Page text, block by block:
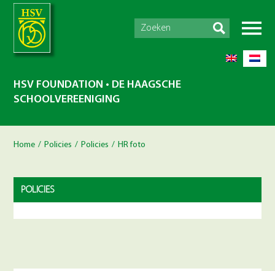
HSV FOUNDATION • DE HAAGSCHE
SCHOOLVEREENIGING
Home / Policies / Policies / HR foto
POLICIES